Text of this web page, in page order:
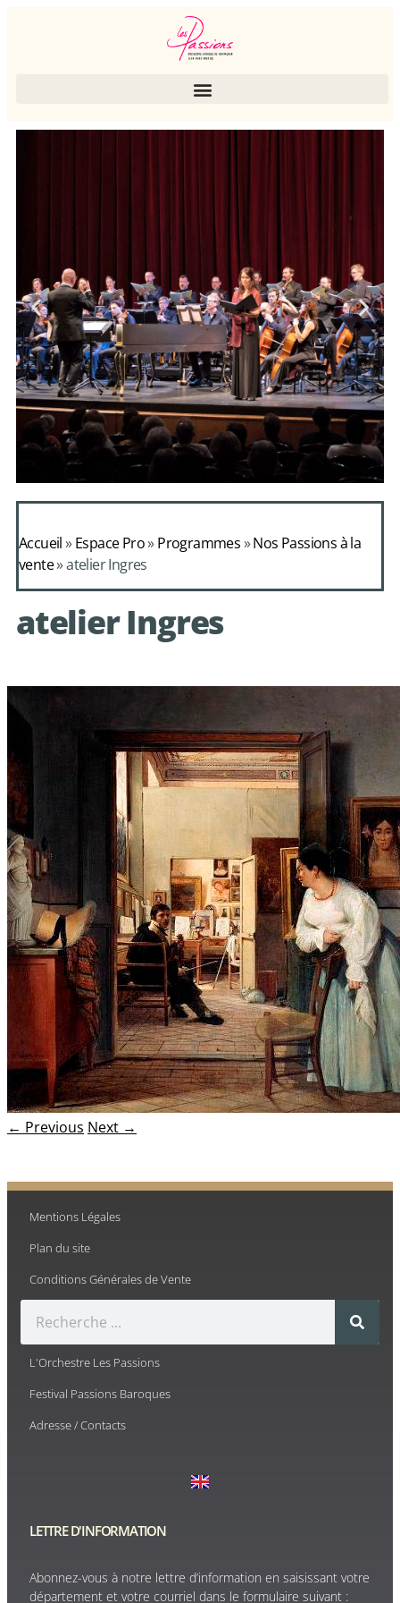
Alcimadure de
Mondonville
avec le choeur de
chambre Les Eléments
Accueil»Espace Pro»Programmes»Nos Passions à la
vente»atelier Ingres
atelier Ingres
← Previous Next →
Mentions Légales
Plan du site
Conditions Générales de Vente
L'Orchestre Les Passions
Festival Passions Baroques
Adresse / Contacts
LETTRE D'INFORMATION
Abonnez-vous à notre lettre d’information en saisissant votre
département et votre courriel dans le formulaire suivant :